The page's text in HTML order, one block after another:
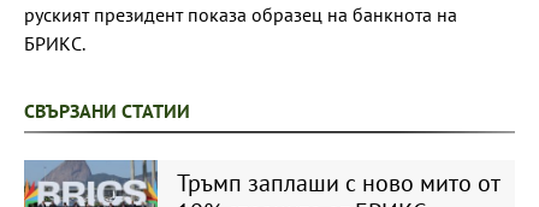
руският президент показа образец на банкнота на
БРИКС.
СВЪРЗАНИ СТАТИИ
Тръмп заплаши с ново мито от